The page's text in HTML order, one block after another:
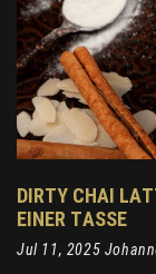
DIRTY CHAI
EINER TASSE
Jul 11, 2025